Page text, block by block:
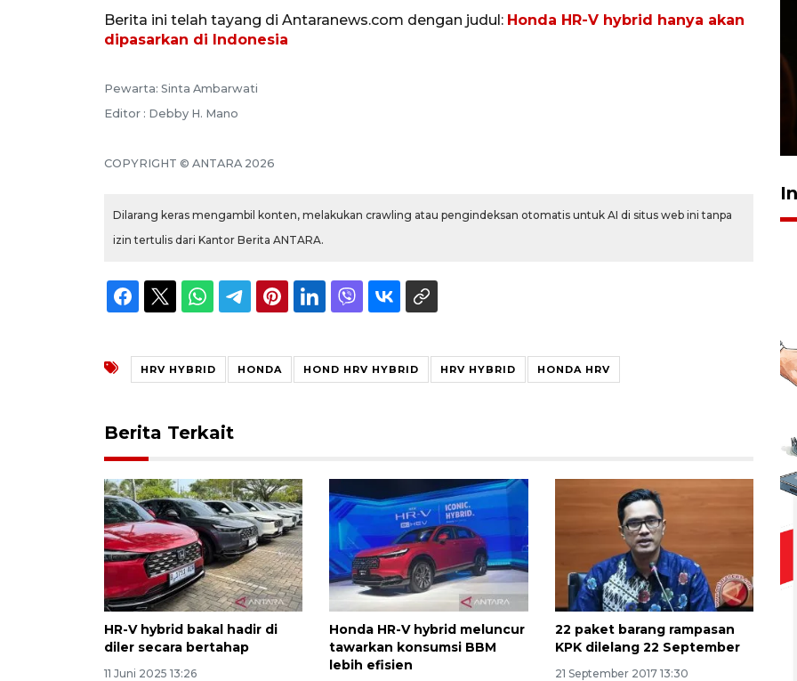
Berita ini telah tayang di Antaranews.com dengan judul: Honda HR-V hybrid hanya akan
dipasarkan di Indonesia
Pewarta: Sinta Ambarwati
Editor : Debby H. Mano
COPYRIGHT © ANTARA 2026
Dilarang keras mengambil konten, melakukan crawling atau pengindeksan otomatis untuk AI di situs web ini tanpa
izin tertulis dari Kantor Berita ANTARA.
HRV HYBRID HONDA HOND HRV HYBRID HRV HYBRID HONDA HRV
Berita Terkait
HR-V hybrid bakal hadir di
diler secara bertahap
11 Juni 2025 13:26
Honda HR-V hybrid meluncur
tawarkan konsumsi BBM
lebih efisien
22 paket barang rampasan
KPK dilelang 22 September
21 September 2017 13:30